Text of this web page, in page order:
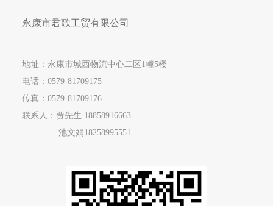
永康市君歌工贸有限公司
地址：永康市城西物流中心二区1幢5楼
电话： 0579-81709175
传真：0579-81709176
联系人：贾先生 18858916663
池文娟18258995551